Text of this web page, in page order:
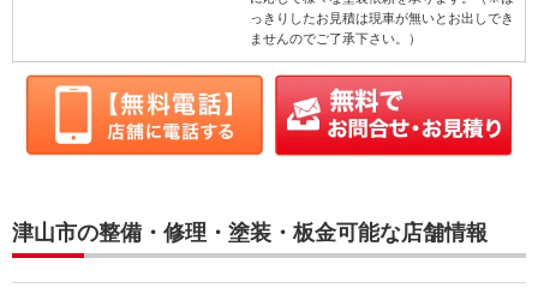
っきりしたお見積は現車が無いとお出しでき
ませんのでご了承下さい。）
津山市の整備・修理・塗装・板金可能な店舗情報